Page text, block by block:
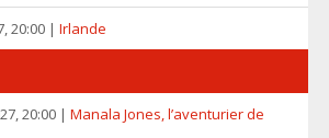
20:00 | Irlande
20:00 | Manala Jones, l’aventurier de